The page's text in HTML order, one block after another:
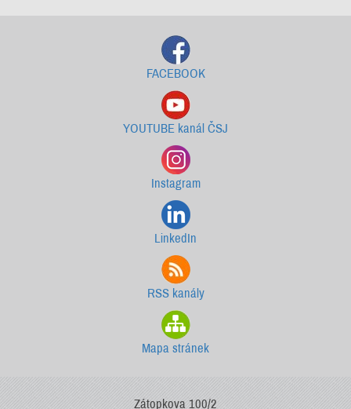
FACEBOOK
YOUTUBE kanál ČSJ
Instagram
LinkedIn
RSS kanály
Mapa stránek
Zátopkova 100/2